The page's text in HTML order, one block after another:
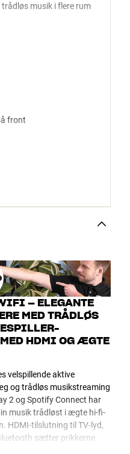
musik i flere rum
front
– ELEGANTE
MED TRÅDLØS
HDMI OG ÆGTE
velspillende aktive
og trådløs musikstreaming
2 og Spotify Connect har
musik trådløst i ægte hi-fi-
HDMI-tilslutning til TV-lyd,
sætter prikkerne